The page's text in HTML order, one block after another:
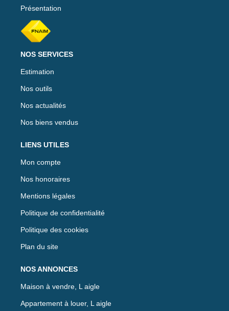
Présentation
NOS SERVICES
Estimation
Nos outils
Nos actualités
Nos biens vendus
LIENS UTILES
Mon compte
Nos honoraires
Mentions légales
Politique de confidentialité
Politique des cookies
Plan du site
NOS ANNONCES
Maison à vendre, L aigle
Appartement à louer, L aigle